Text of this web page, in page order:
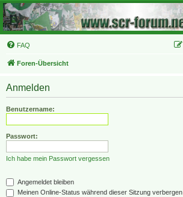
FAQ
Foren-Übersicht
Anmelden
Benutzername:
Passwort:
Ich habe mein Passwort vergessen
Angemeldet bleiben
Meinen Online-Status während dieser Sitzung verbergen